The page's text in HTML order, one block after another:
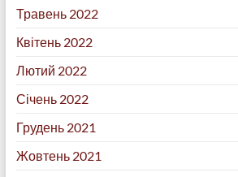
Травень 2022
Квітень 2022
Лютий 2022
Січень 2022
Грудень 2021
Жовтень 2021